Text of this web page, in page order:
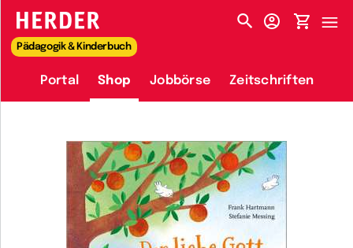
HERDER-MENÜ
Pädagogik & Kinderbuch
Portal Shop Jobbörse Zeitschriften